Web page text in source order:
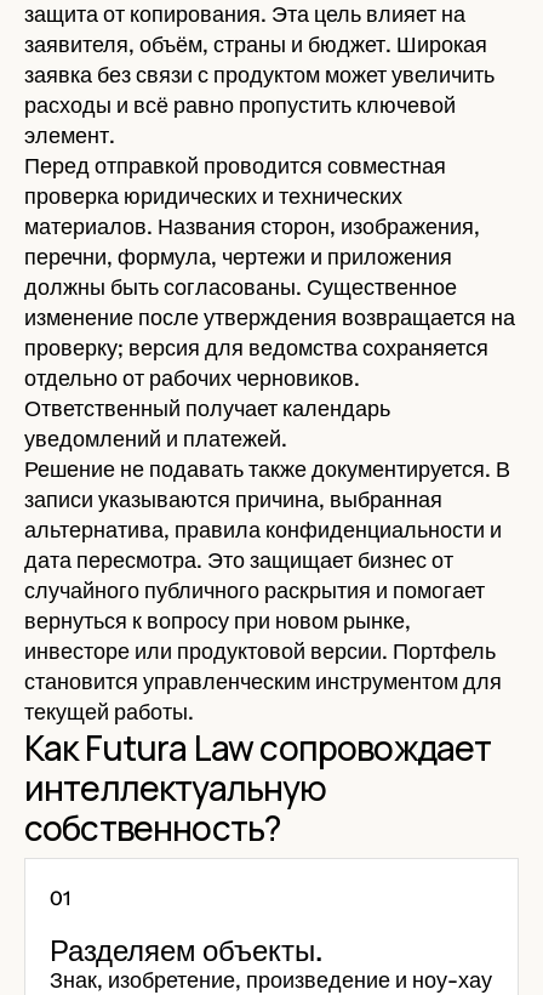
защита от копирования. Эта цель влияет на
заявителя, объём, страны и бюджет. Широкая
заявка без связи с продуктом может увеличить
расходы и всё равно пропустить ключевой
элемент.
Перед отправкой проводится совместная
проверка юридических и технических
материалов. Названия сторон, изображения,
перечни, формула, чертежи и приложения
должны быть согласованы. Существенное
изменение после утверждения возвращается на
проверку; версия для ведомства сохраняется
отдельно от рабочих черновиков.
Ответственный получает календарь
уведомлений и платежей.
Решение не подавать также документируется. В
записи указываются причина, выбранная
альтернатива, правила конфиденциальности и
дата пересмотра. Это защищает бизнес от
случайного публичного раскрытия и помогает
вернуться к вопросу при новом рынке,
инвесторе или продуктовой версии. Портфель
становится управленческим инструментом для
текущей работы.
Как Futura Law сопровождает
интеллектуальную
собственность?
Разделяем объекты.
Знак, изобретение, произведение и ноу-хау